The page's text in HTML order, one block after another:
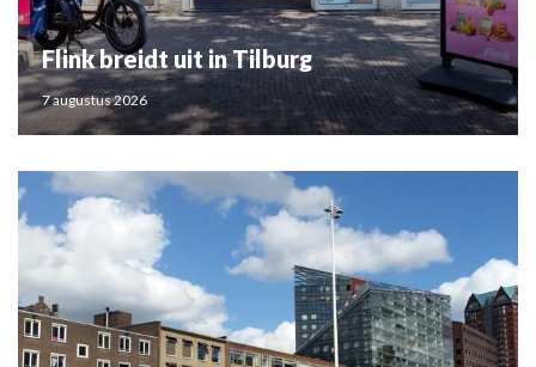
Flink breidt uit in Tilburg
7 augustus 2026